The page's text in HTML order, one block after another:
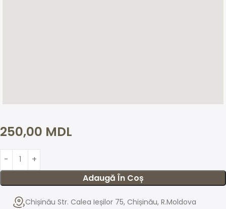
250,00 MDL
Adaugă În Coș
Chișinău Str. Calea Ieșilor 75, Chișinău, R.Moldova